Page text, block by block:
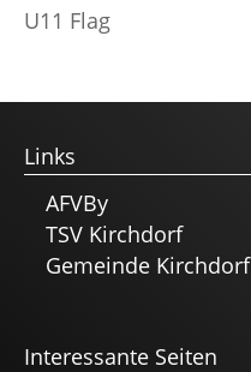
U11 Flag
Links
AFVBy
TSV Kirchdorf
Gemeinde Kirchdorf
Interessante Seiten